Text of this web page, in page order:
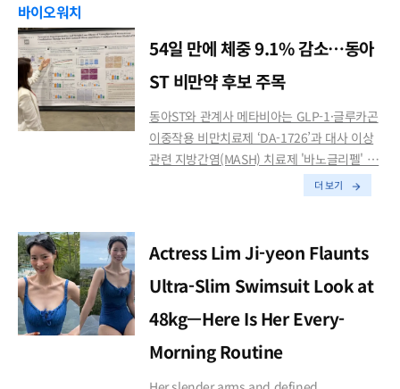
바이오워치
54일 만에 체중 9.1% 감소…동아
ST 비만약 후보 주목
동아ST와 관계사 메타비아는 GLP-1·글루카곤
이중작용 비만치료제 ‘DA-1726’과 대사 이상
관련 지방간염(MASH) 치료제 '바노글리펠' …
더 보기
Actress Lim Ji-yeon Flaunts
Ultra-Slim Swimsuit Look at
48kg—Here Is Her Every-
Morning Routine